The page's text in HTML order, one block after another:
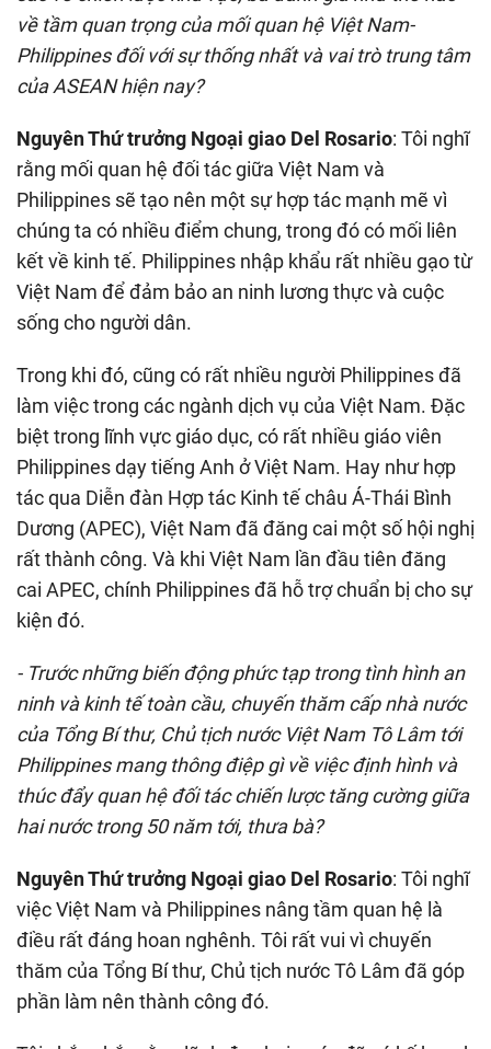
về tầm quan trọng của mối quan hệ Việt Nam-
Philippines đối với sự thống nhất và vai trò trung tâm
của ASEAN hiện nay?
Nguyên Thứ trưởng Ngoại giao Del Rosario: Tôi nghĩ
rằng mối quan hệ đối tác giữa Việt Nam và
Philippines sẽ tạo nên một sự hợp tác mạnh mẽ vì
chúng ta có nhiều điểm chung, trong đó có mối liên
kết về kinh tế. Philippines nhập khẩu rất nhiều gạo từ
Việt Nam để đảm bảo an ninh lương thực và cuộc
sống cho người dân.
Trong khi đó, cũng có rất nhiều người Philippines đã
làm việc trong các ngành dịch vụ của Việt Nam. Đặc
biệt trong lĩnh vực giáo dục, có rất nhiều giáo viên
Philippines dạy tiếng Anh ở Việt Nam. Hay như hợp
tác qua Diễn đàn Hợp tác Kinh tế châu Á-Thái Bình
Dương (APEC), Việt Nam đã đăng cai một số hội nghị
rất thành công. Và khi Việt Nam lần đầu tiên đăng
cai APEC, chính Philippines đã hỗ trợ chuẩn bị cho sự
kiện đó.
- Trước những biến động phức tạp trong tình hình an
ninh và kinh tế toàn cầu, chuyến thăm cấp nhà nước
của Tổng Bí thư, Chủ tịch nước Việt Nam Tô Lâm tới
Philippines mang thông điệp gì về việc định hình và
thúc đẩy quan hệ đối tác chiến lược tăng cường giữa
hai nước trong 50 năm tới, thưa bà?
Nguyên Thứ trưởng Ngoại giao Del Rosario: Tôi nghĩ
việc Việt Nam và Philippines nâng tầm quan hệ là
điều rất đáng hoan nghênh. Tôi rất vui vì chuyến
thăm của Tổng Bí thư, Chủ tịch nước Tô Lâm đã góp
phần làm nên thành công đó.